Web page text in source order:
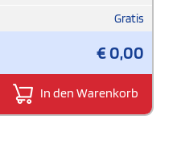
Gratis
€0,00
In den Warenkorb